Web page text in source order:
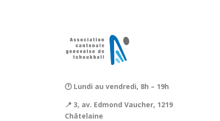
🕐 Lundi au vendredi, 8h – 19h
📍 3, av. Edmond Vaucher, 1219
Châtelaine